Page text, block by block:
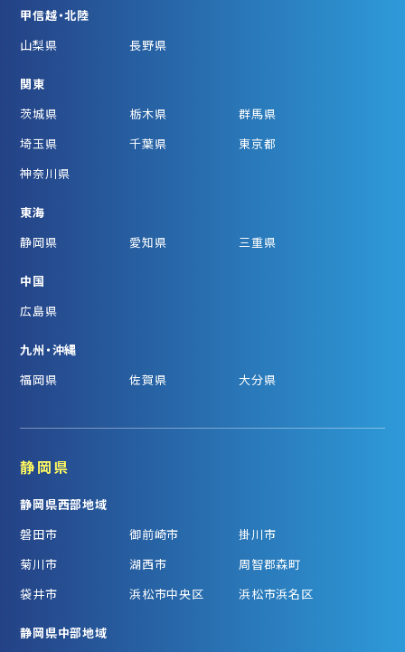
甲信越・北陸
山梨県
長野県
関東
茨城県
栃木県
群馬県
埼玉県
千葉県
東京都
神奈川県
東海
静岡県
愛知県 三重県
中国
広島県
九州・沖縄
福岡県
佐賀県 大分県
静岡県
静岡県西部地域
磐田市
御前崎市
掛川市
菊川市
湖西市
周智郡森町
袋井市
浜松市中央区 浜松市浜名区
静岡県中部地域